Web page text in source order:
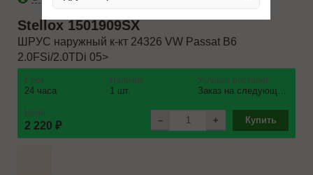
Stellox 1501909SX
ШРУС наружный к-кт 24326 VW Passat B6
2.0FSi/2.0TDi 05>
Срок
24 часа
Наличие
1 шт.
Условие поставки
Цена
2 220 ₽ – + Купить